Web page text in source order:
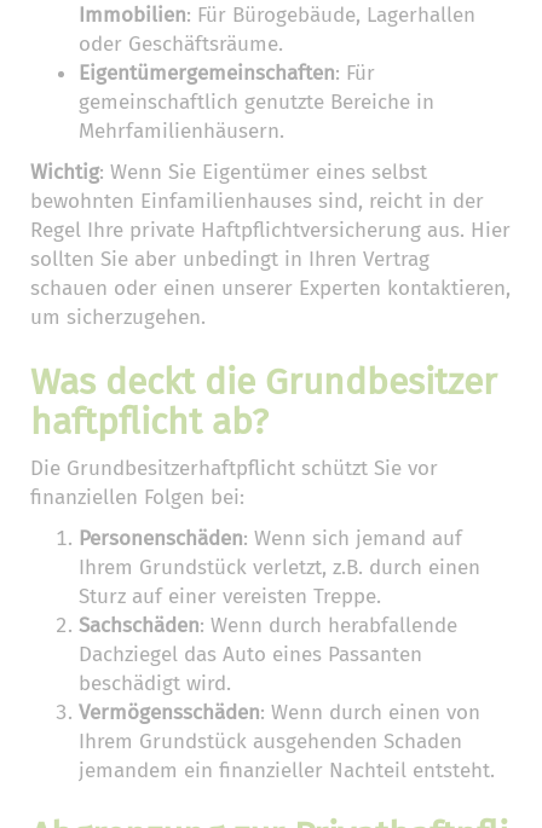
Immobilien: Für Bürogebäude, Lagerhallen
oder Geschäftsräume.
Eigentümergemeinschaften: Für
gemeinschaftlich genutzte Bereiche in
Mehrfamilienhäusern.
Wichtig: Wenn Sie Eigentümer eines selbst
bewohnten Einfamilienhauses sind, reicht in der
Regel Ihre private Haftpflichtversicherung aus. Hier
sollten Sie aber unbedingt in Ihren Vertrag
schauen oder einen unserer Experten kontaktieren,
um sicherzugehen.
Was deckt die Grundbesitzer
haftpflicht ab?
Die Grundbesitzerhaftpflicht schützt Sie vor
finanziellen Folgen bei:
Personenschäden: Wenn sich jemand auf
Ihrem Grundstück verletzt, z.B. durch einen
Sturz auf einer vereisten Treppe.
Sachschäden: Wenn durch herabfallende
Dachziegel das Auto eines Passanten
beschädigt wird.
Vermögensschäden: Wenn durch einen von
Ihrem Grundstück ausgehenden Schaden
jemandem ein finanzieller Nachteil entsteht.